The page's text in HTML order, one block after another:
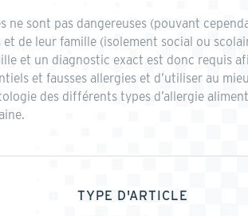
sont pas dangereuses (pouvant
de leur famille (isolement social ou
et un diagnostic exact est donc requis
et fausses allergies et d’utiliser au
des différents types d’allergie
TYPE D'ARTICLE